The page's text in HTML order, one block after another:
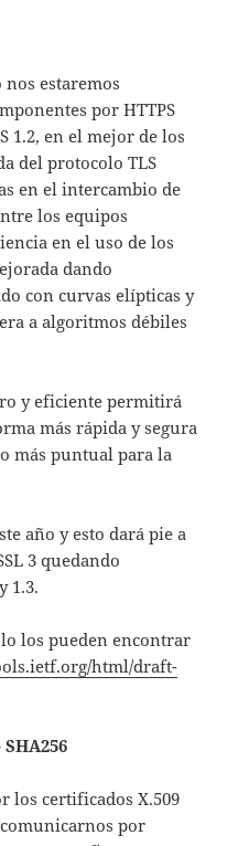
estaremos
por HTTPS
1.2, en el mejor de los
del protocolo TLS
en el intercambio de
los equipos
en el uso de los
dando
con curvas elípticas y
a algoritmos débiles
y eficiente permitirá
más rápida y segura
más puntual para la
año y esto dará pie a
3 quedando
1.3.
los pueden encontrar
html/draft-
los certificados X.509
por